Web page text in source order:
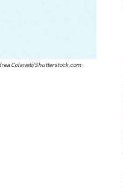
Colarieti/Shutterstock.com